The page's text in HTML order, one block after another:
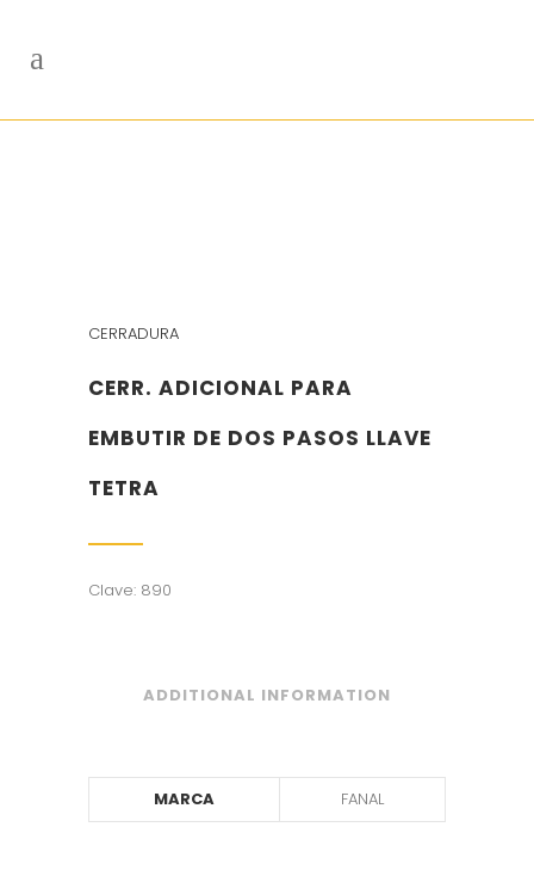
CERRADURA
CERR. ADICIONAL PARA
EMBUTIR DE DOS PASOS LLAVE
TETRA
Clave: 890
ADDITIONAL INFORMATION
MARCA FANAL